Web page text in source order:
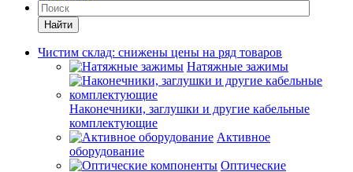
Найти
Чистим склад: снижены цены на ряд товаров
Натяжные зажимы
Наконечники, заглушки и другие кабельные
комплектующие
Активное
оборудование
Оптические